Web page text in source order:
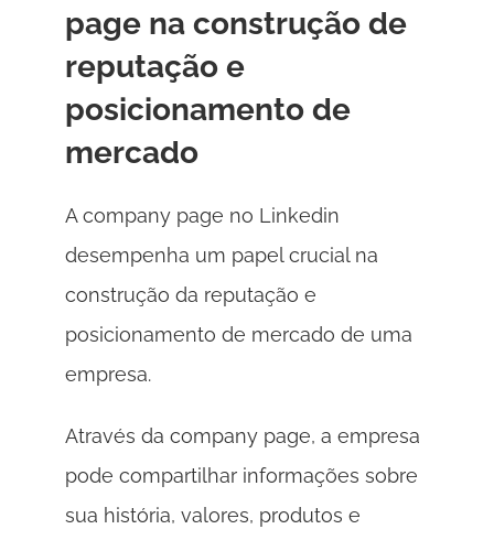
page na construção de
reputação e
posicionamento de
mercado
A company page no Linkedin
desempenha um papel crucial na
construção da reputação e
posicionamento de mercado de uma
empresa.
Através da company page, a empresa
pode compartilhar informações sobre
sua história, valores, produtos e